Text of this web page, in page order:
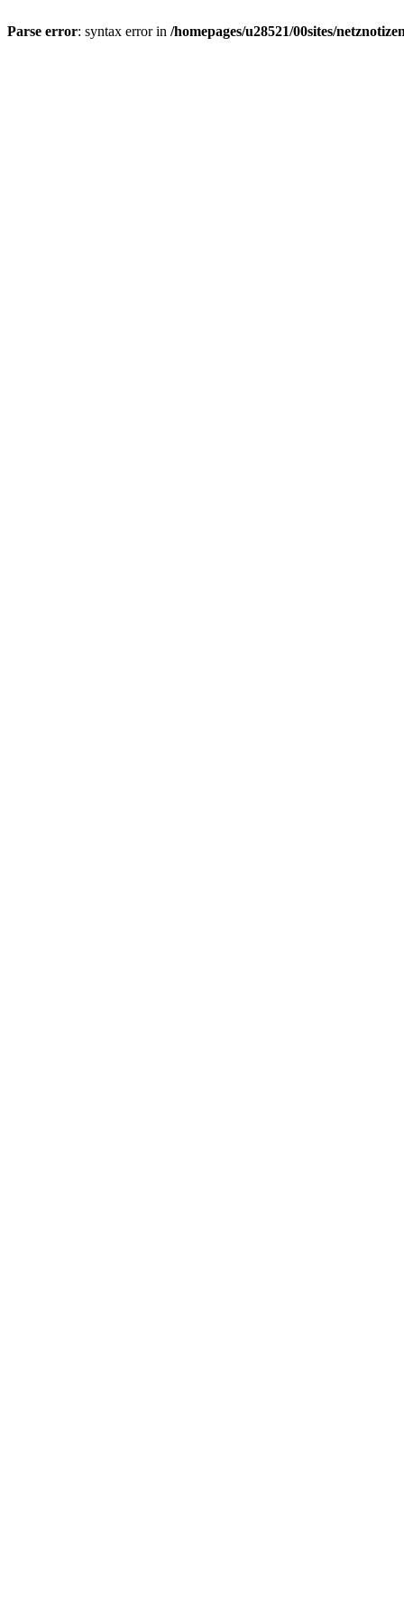
Parse error: syntax error in /homepages/u28521/00sites/